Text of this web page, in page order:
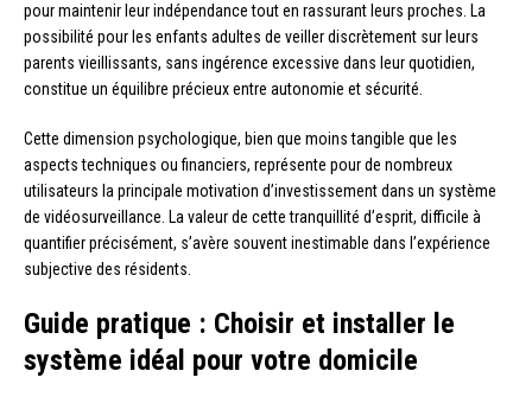
pour maintenir leur indépendance tout en rassurant leurs proches. La
possibilité pour les enfants adultes de veiller discrètement sur leurs
parents vieillissants, sans ingérence excessive dans leur quotidien,
constitue un équilibre précieux entre autonomie et sécurité.
Cette dimension psychologique, bien que moins tangible que les
aspects techniques ou financiers, représente pour de nombreux
utilisateurs la principale motivation d’investissement dans un système
de vidéosurveillance. La valeur de cette tranquillité d’esprit, difficile à
quantifier précisément, s’avère souvent inestimable dans l’expérience
subjective des résidents.
Guide pratique : Choisir et installer le
système idéal pour votre domicile